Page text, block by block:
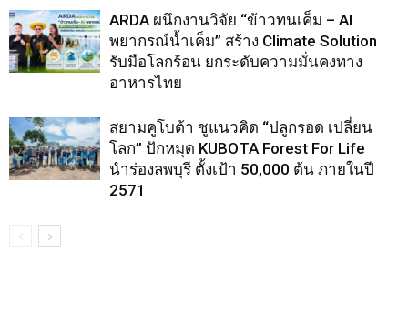
ARDA ผนึกงานวิจัย “ข้าวทนเค็ม – AI
พยากรณ์น้ำเค็ม” สร้าง Climate Solution
รับมือโลกร้อน ยกระดับความมั่นคงทาง
อาหารไทย
สยามคูโบต้า ชูแนวคิด “ปลูกรอด เปลี่ยน
โลก” ปักหมุด KUBOTA Forest For Life
นำร่องลพบุรี ตั้งเป้า 50,000 ต้น ภายในปี
2571